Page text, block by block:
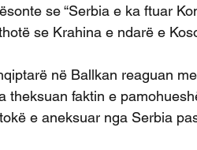
se “Serbia e ka ftuar
se Krahina e ndarë e
në Ballkan reaguan
theksuan faktin e
e aneksuar nga Serbia